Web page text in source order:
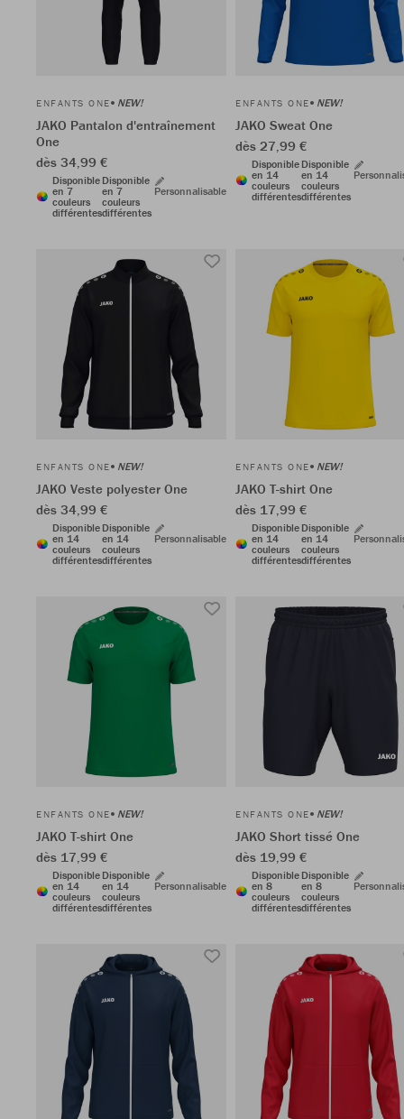
ENFANTS ONE NEW!
JAKO Pantalon d'entraînement
One
dès 34,99 €
Disponible
en 7
couleurs
différentes
Disponible
en 7
couleurs
différentes
Personnalisable
ENFANTS ONE NEW!
JAKO Sweat One
dès 27,99 €
Disponible
en 14
couleurs
différentes
Disponible
en 14
couleurs
différentes
ENFANTS ONE NEW!
JAKO Veste polyester One
dès 34,99 €
Disponible
en 14
couleurs
différentes
Disponible
en 14
couleurs
différentes
Personnalisable
ENFANTS ONE NEW!
JAKO T-shirt One
dès 17,99 €
Disponible
en 14
couleurs
différentes
Disponible
en 14
couleurs
différentes
ENFANTS ONE NEW!
JAKO T-shirt One
dès 17,99 €
Disponible
en 14
couleurs
différentes
Disponible
en 14
couleurs
différentes
Personnalisable
ENFANTS ONE NEW!
JAKO Short tissé One
dès 19,99 €
Disponible
en 8
couleurs
différentes
Disponible
en 8
couleurs
différentes